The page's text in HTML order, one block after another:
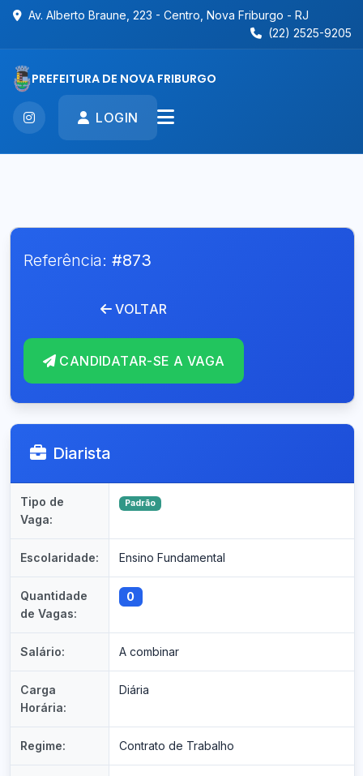
Av. Alberto Braune, 223 - Centro, Nova Friburgo - RJ
(22) 2525-9205
PREFEITURA DE NOVA FRIBURGO
LOGIN
Referência: #873
VOLTAR
CANDIDATAR-SE A VAGA
Diarista
Tipo de
Vaga:
Padrão
Escolaridade: Ensino Fundamental
Quantidade
de Vagas:
0
Salário: A combinar
Carga
Horária:
Diária
Regime: Contrato de Trabalho